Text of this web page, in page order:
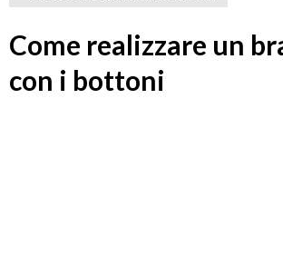
Come realizzare un
con i bottoni